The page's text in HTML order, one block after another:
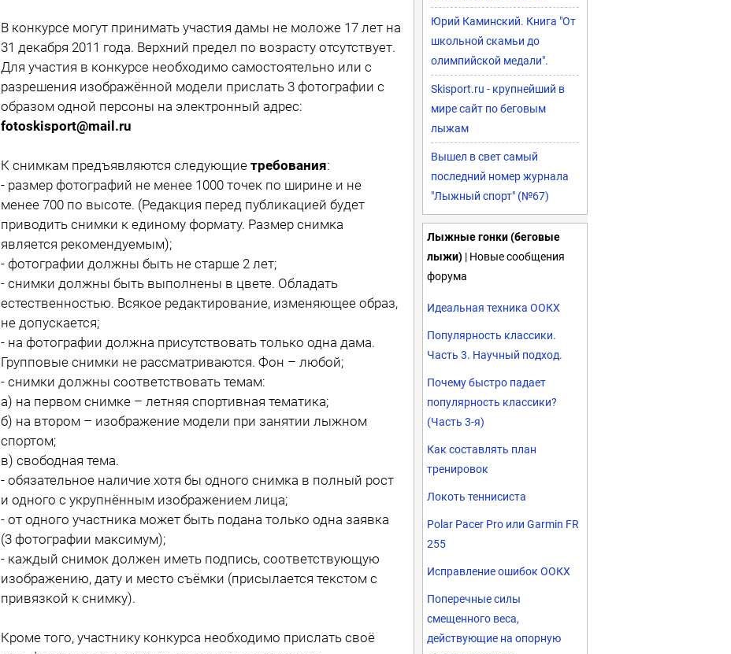
В конкурсе могут принимать участия дамы не моложе 17 лет на
31 декабря 2011 года. Верхний предел по возрасту отсутствует.
Для участия в конкурсе необходимо самостоятельно или с
разрешения изображённой модели прислать 3 фотографии с
образом одной персоны на электронный адрес:
fotoskisport@mail.ru
К снимкам предъявляются следующие требования:
- размер фотографий не менее 1000 точек по ширине и не
менее 700 по высоте. (Редакция перед публикацией будет
приводить снимки к единому формату. Размер снимка
является рекомендуемым);
- фотографии должны быть не старше 2 лет;
- снимки должны быть выполнены в цвете. Обладать
естественностью. Всякое редактирование, изменяющее образ,
не допускается;
- на фотографии должна присутствовать только одна дама.
Групповые снимки не рассматриваются. Фон – любой;
- снимки должны соответствовать темам:
а) на первом снимке – летняя спортивная тематика;
б) на втором – изображение модели при занятии лыжном
спортом;
в) свободная тема.
- обязательное наличие хотя бы одного снимка в полный рост
и одного с укрупнённым изображением лица;
- от одного участника может быть подана только одна заявка
(3 фотографии максимум);
- каждый снимок должен иметь подпись, соответствующую
изображению, дату и место съёмки (присылается текстом с
привязкой к снимку).
Кроме того, участнику конкурса необходимо прислать своё
Юрий Каминский. Книга "От
школьной скамьи до
олимпийской медали".
Skisport.ru - крупнейший в
мире сайт по беговым
лыжам
Вышел в свет самый
последний номер журнала
"Лыжный спорт" (№67)
Лыжные гонки (беговые
лыжи) | Новые сообщения
форума
Идеальная техника ООКХ
Популярность классики.
Часть 3. Научный подход.
Почему быстро падает
популярность классики?
(Часть 3-я)
Как составлять план
тренировок
Локоть теннисиста
Polar Pacer Pro или Garmin FR
255
Исправление ошибок ООКХ
Поперечные силы
смещенного веса,
действующие на опорную